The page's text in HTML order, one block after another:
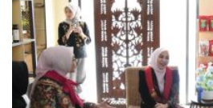
Tags: Headlines